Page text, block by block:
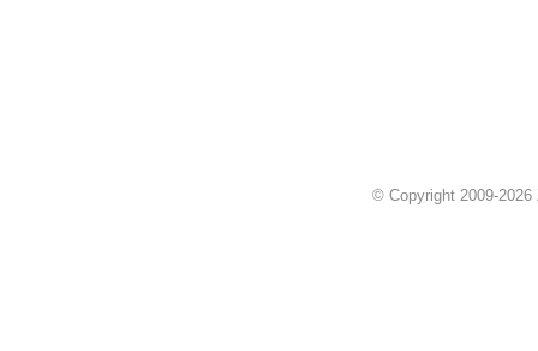
© Copyright 2009-